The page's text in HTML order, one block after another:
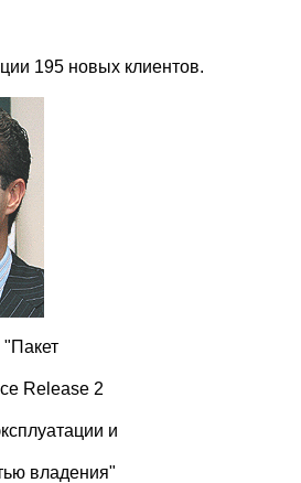
195 новых клиентов.
Release 2
и
владения"